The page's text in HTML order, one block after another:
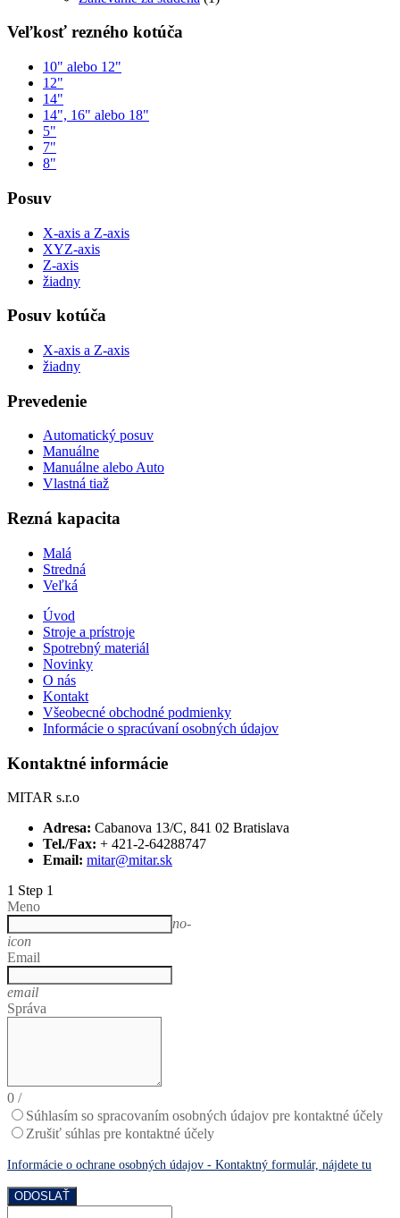
Veľkosť rezného kotúča
10" alebo 12"
12"
14"
14", 16" alebo 18"
5"
7"
8"
Posuv
X-axis a Z-axis
XYZ-axis
Z-axis
žiadny
Posuv kotúča
X-axis a Z-axis
žiadny
Prevedenie
Automatický posuv
Manuálne
Manuálne alebo Auto
Vlastná tiaž
Rezná kapacita
Malá
Stredná
Veľká
Úvod
Stroje a prístroje
Spotrebný materiál
Novinky
O nás
Kontakt
Všeobecné obchodné podmienky
Informácie o spracúvaní osobných údajov
Kontaktné informácie
MITAR s.r.o
Adresa: Cabanova 13/C, 841 02 Bratislava
Tel./Fax: + 421-2-64288747
Email: mitar@mitar.sk
1 Step 1
Meno
no-
icon
Email
email
Správa
0 /
Súhlasím so spracovaním osobných údajov pre kontaktné účely
Zrušiť súhlas pre kontaktné účely
Informácie o ochrane osobných údajov - Kontaktný formulár, nájdete tu
ODOSLAŤ